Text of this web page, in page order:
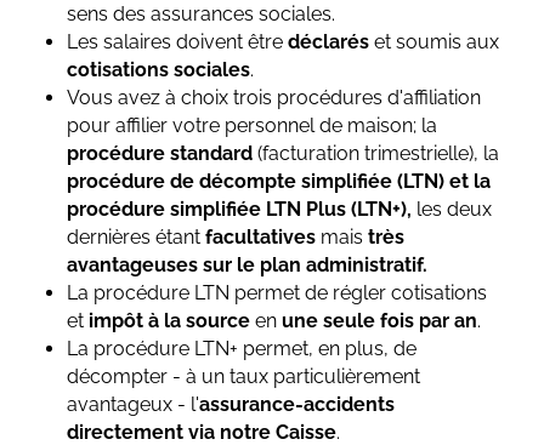
sens des assurances sociales.
Les salaires doivent être déclarés et soumis aux
cotisations sociales.
Vous avez à choix trois procédures d'affiliation
pour affilier votre personnel de maison; la
procédure standard (facturation trimestrielle), la
procédure de décompte simplifiée (LTN) et la
procédure simplifiée LTN Plus (LTN+), les deux
dernières étant facultatives mais très
avantageuses sur le plan administratif.
La procédure LTN permet de régler cotisations
et impôt à la source en une seule fois par an.
La procédure LTN+ permet, en plus, de
décompter - à un taux particulièrement
avantageux - l'assurance-accidents
directement via notre Caisse.